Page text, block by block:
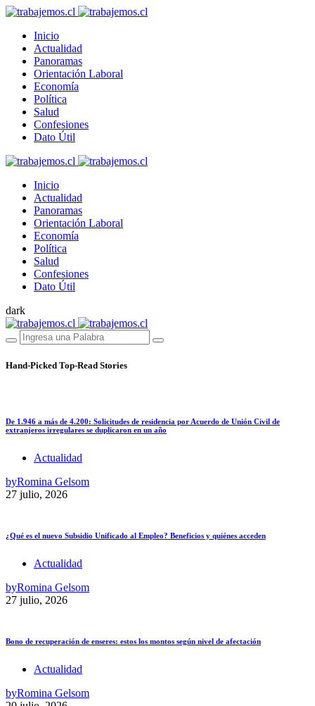
Inicio
Actualidad
Panoramas
Orientación Laboral
Economía
Política
Salud
Confesiones
Dato Útil
Inicio
Actualidad
Panoramas
Orientación Laboral
Economía
Política
Salud
Confesiones
Dato Útil
dark
Hand-Picked Top-Read Stories
De 1.946 a más de 4.200: Solicitudes de residencia por Acuerdo de Unión Civil de
extranjeros irregulares se duplicaron en un año
Actualidad
byRomina Gelsom
27 julio, 2026
¿Qué es el nuevo Subsidio Unificado al Empleo? Beneficios y quiénes acceden
Actualidad
byRomina Gelsom
27 julio, 2026
Bono de recuperación de enseres: estos los montos según nivel de afectación
Actualidad
byRomina Gelsom